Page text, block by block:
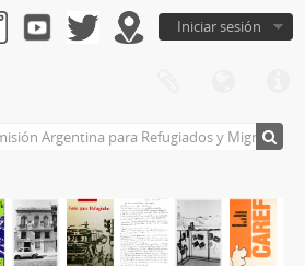
Iniciar sesión